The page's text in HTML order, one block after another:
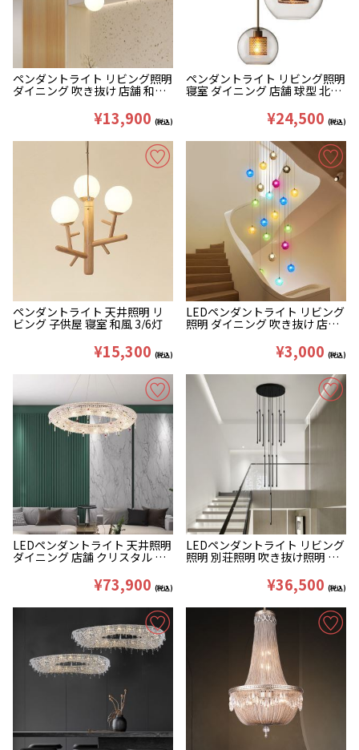
ペンダントライト リビング照明
ダイニング 吹き抜け 店舗 和風
¥13,900 (税込)
ペンダントライト リビング照明
寝室 ダイニング 店舗 球型 北欧
¥24,500 (税込)
ペンダントライト 天井照明 リ
ビング 子供屋 寝室 和風 3/6灯
¥15,300 (税込)
LEDペンダントライト リビング
照明 ダイニング 吹き抜け 店舗
¥3,000 (税込)
LEDペンダントライト 天井照明
ダイニング 店舗 クリスタル オ
¥73,900 (税込)
LEDペンダントライト リビング
照明 別荘照明 吹き抜け照明 黒
¥36,500 (税込)